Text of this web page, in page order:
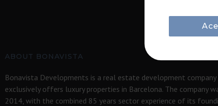
ABOUT BONAVISTA
Bonavista Developments is a real estate development
exclusively offers luxury properties in Barcelona. The company
2014, with the combined 85 years sector experience of its